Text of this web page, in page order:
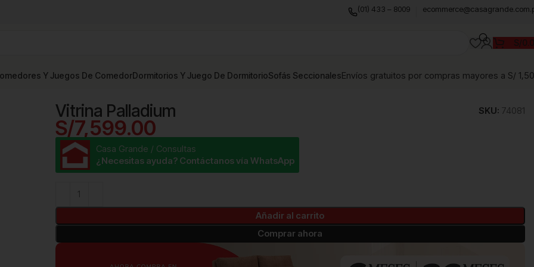
(01) 433 – 8009
S/
Y Juegos De ComedorDormitorios Y Juego De DormitorioSofás SeccionalesEnvíos gratuitos por compras mayores a S/
Vitrina Palladium SKU: 74081
S/7,599.00
Casa Grande / Consultas
¿Necesitas ayuda? Contáctanos vía WhatsApp
Añadir al carrito
Comprar ahora